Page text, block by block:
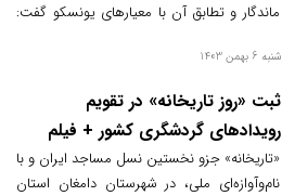
ماندگار و تطابق آن با معیارهای یونسکو گفت:
نتیجه پیگیری می شود.
شنبه 6 بهمن 1403
ثبت «روز تاریخانه» در تقویم
رویدادهای گردشگری کشور + فیلم
«تاریخانه» جزو نخستین نسل مساجد ایران و با
نام‌وآوازه‌ای ملی، در شهرستان دامغان استان